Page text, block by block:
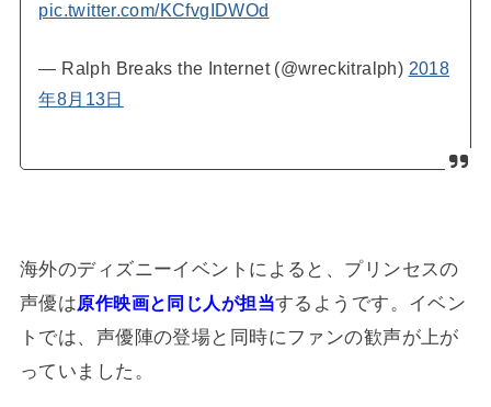
pic.twitter.com/KCfvgIDWOd
— Ralph Breaks the Internet (@wreckitralph) 2018
年8月13日
海外のディズニーイベントによると、プリンセスの
声優は原作映画と同じ人が担当するようです。イベン
トでは、声優陣の登場と同時にファンの歓声が上が
っていました。